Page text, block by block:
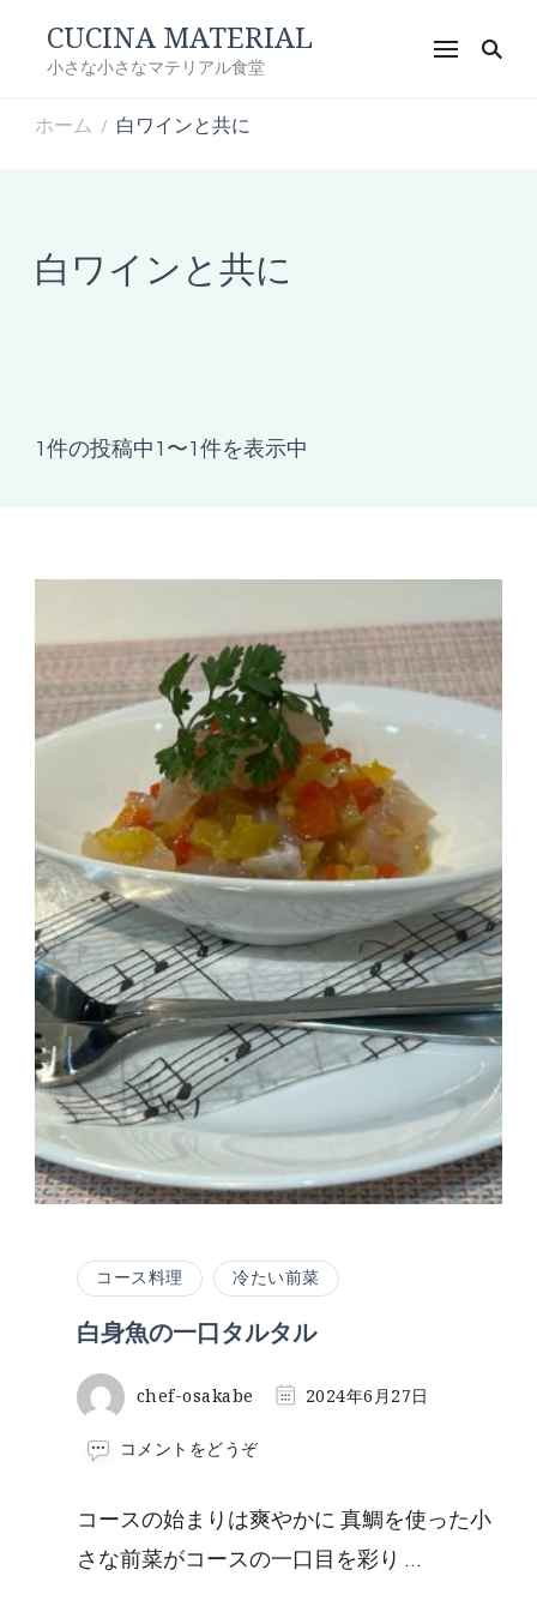
CUCINA MATERIAL
小さな小さなマテリアル食堂
ホーム / 白ワインと共に
白ワインと共に
1件の投稿中1〜1件を表示中
コース料理 冷たい前菜
白身魚の一口タルタル
chef-osakabe 2024年6月27日
コメントをどうぞ(白
の
一
口
コースの始まりは爽やかに 真鯛を使った小
さな前菜がコースの一口目を彩り …